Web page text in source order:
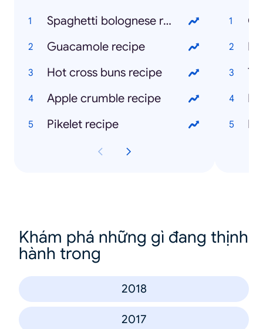
Spaghetti bolognese recipe
Guacamole recipe
Hot cross buns recipe
Apple crumble recipe
Pikelet recipe
Khám phá những gì đang thịnh
hành trong
2018
2017